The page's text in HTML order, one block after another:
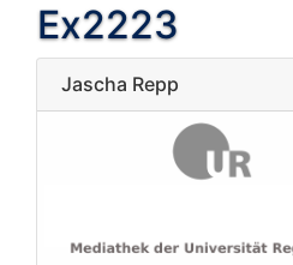
Ex2223
Jascha Repp